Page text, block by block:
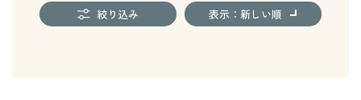
絞り込み 表示：新しい順